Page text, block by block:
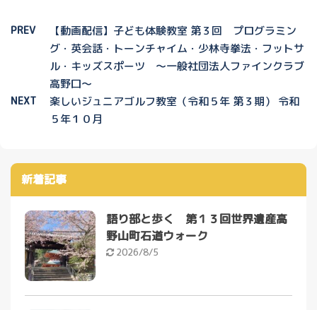
PREV
【動画配信】子ども体験教室 第３回 プログラミン
グ・英会話・トーンチャイム・少林寺拳法・フットサ
ル・キッズスポーツ ～一般社団法人ファインクラブ
高野口～
NEXT
楽しいジュニアゴルフ教室（令和５年 第３期） 令和
５年１０月
新着記事
語り部と歩く 第１３回世界遺産高
野山町石道ウォーク
2026/8/5